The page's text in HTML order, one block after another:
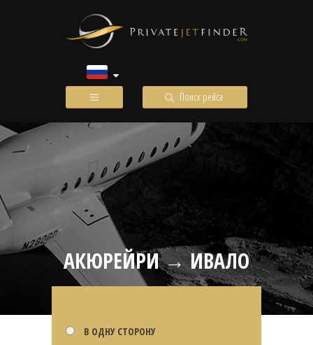
Поиск рейса
АКЮРЕЙРИ → ИВАЛО
В ОДНУ СТОРОНУ